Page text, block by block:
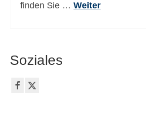
finden Sie … Weiter
Soziales